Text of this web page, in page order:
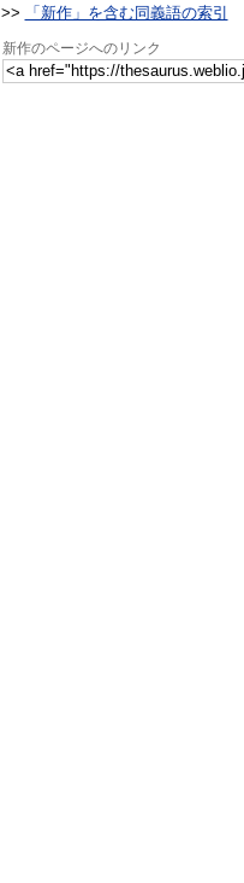
>> 「新作」を含む同義語の索引
新作のページへのリンク